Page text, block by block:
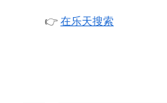
👉 在乐天搜索